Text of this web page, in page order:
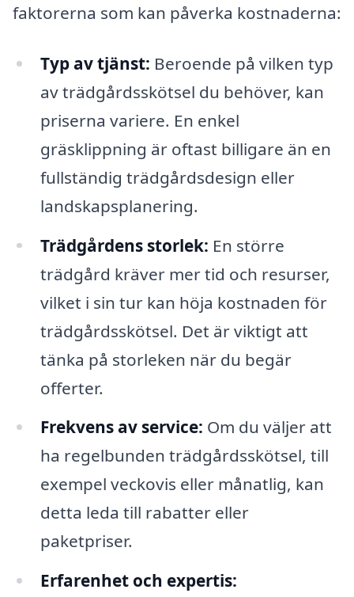
faktorerna som kan påverka kostnaderna:
Typ av tjänst: Beroende på vilken typ
av trädgårdsskötsel du behöver, kan
priserna variere. En enkel
gräsklippning är oftast billigare än en
fullständig trädgårdsdesign eller
landskapsplanering.
Trädgårdens storlek: En större
trädgård kräver mer tid och resurser,
vilket i sin tur kan höja kostnaden för
trädgårdsskötsel. Det är viktigt att
tänka på storleken när du begär
offerter.
Frekvens av service: Om du väljer att
ha regelbunden trädgårdsskötsel, till
exempel veckovis eller månatlig, kan
detta leda till rabatter eller
paketpriser.
Erfarenhet och expertis: